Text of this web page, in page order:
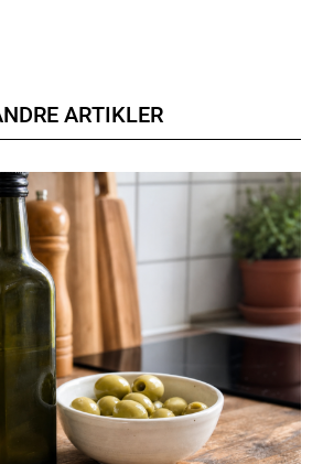
ac
tortor
felis
dolor
MONTHLY PRICING
ARTIKLER